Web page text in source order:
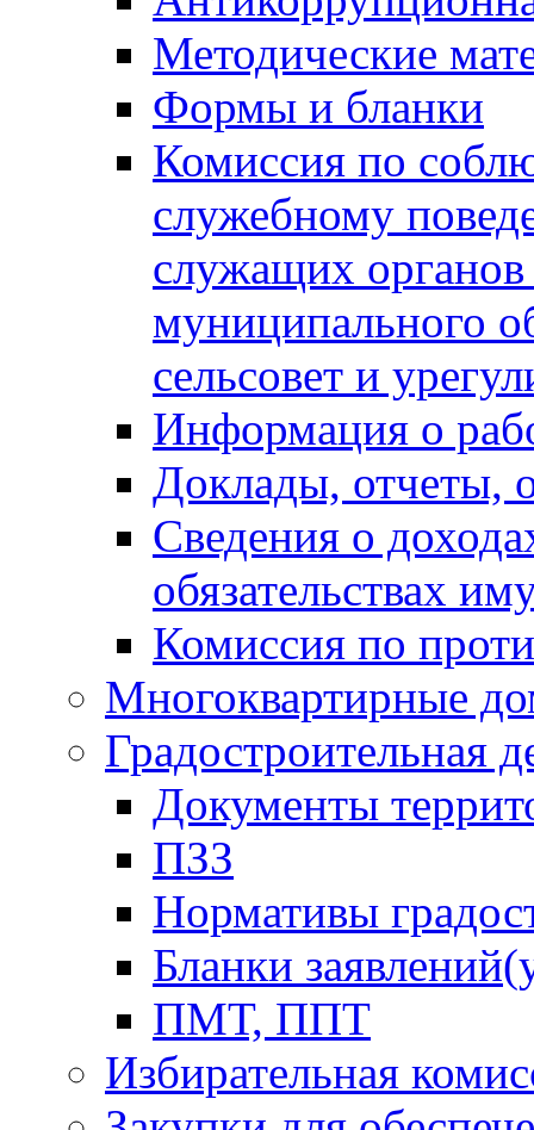
Методические
Формы и бланки
Комиссия по
служебному
служащих органов
муниципального
сельсовет и
Информация о
Доклады, отчеты,
Сведения о
обязательствах
Комиссия по
Многоквартирные
Градостроительная
Документы
ПЗЗ
Нормативы
Бланки
ПМТ, ППТ
Избирательная